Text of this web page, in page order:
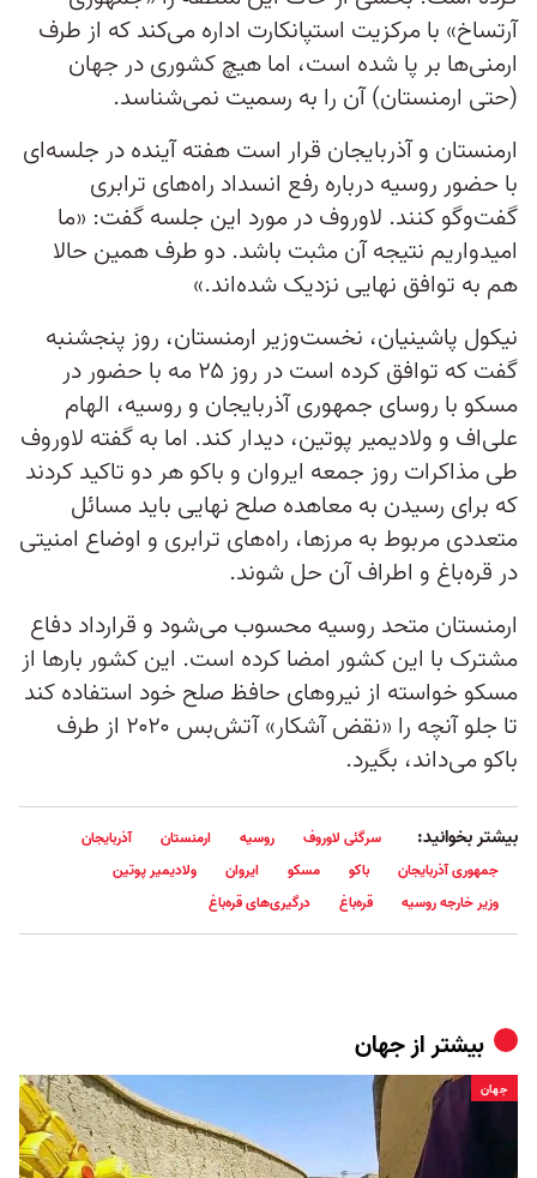
آرتساخ» با مرکزیت استپانکارت اداره می‌کند که از طرف
ارمنی‌ها بر پا شده است، اما هیچ کشوری در جهان
(حتی ارمنستان) آن را به رسمیت نمی‌شناسد.
ارمنستان و آذربایجان قرار است هفته آینده در جلسه‌ای
با حضور روسیه درباره رفع انسداد راه‌های ترابری
گفت‌وگو کنند. لاوروف در مورد این جلسه گفت: «ما
امیدواریم نتیجه آن مثبت باشد. دو طرف همین حالا
هم به توافق نهایی نزدیک شده‌اند.»
نیکول پاشینیان، نخست‌وزیر ارمنستان، روز پنجشنبه
گفت که توافق کرده است در روز ۲۵ مه با حضور در
مسکو با روسای جمهوری آذربایجان و روسیه، الهام
علی‌اف و ولادیمیر پوتین، دیدار کند. اما به گفته لاوروف
طی مذاکرات روز جمعه ایروان و باکو هر دو تاکید کردند
که برای رسیدن به معاهده صلح نهایی باید مسائل
متعددی مربوط به مرزها، راه‌های ترابری و اوضاع امنیتی
در قره‌باغ و اطراف آن حل شوند.
ارمنستان متحد روسیه محسوب می‌شود و قرارداد دفاع
مشترک با این کشور امضا کرده است. این کشور بارها از
مسکو خواسته از نیروهای حافظ صلح خود استفاده کند
تا جلو آنچه را «نقض آشکار» آتش‌بس ۲۰۲۰ از طرف
باکو می‌داند، بگیرد.
بیشتر بخوانید: سرگئی لاوروف روسیه ارمنستان
آذربایجان
جمهوری آذربایجان
باکو مسکو ایروان
ولادیمیر پوتین
وزیر خارجه روسیه
قره‌باغ درگیری‌های قره‌باغ
بیشتر ازجهان
جهان